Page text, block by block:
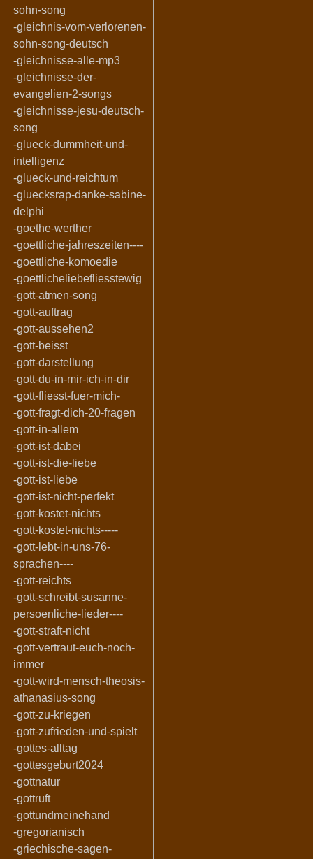
sohn-song
-gleichnis-vom-verlorenen-
sohn-song-deutsch
-gleichnisse-alle-mp3
-gleichnisse-der-
evangelien-2-songs
-gleichnisse-jesu-deutsch-
song
-glueck-dummheit-und-
intelligenz
-glueck-und-reichtum
-gluecksrap-danke-sabine-
delphi
-goethe-werther
-goettliche-jahreszeiten----
-goettliche-komoedie
-goettlicheliebefliesstewig
-gott-atmen-song
-gott-auftrag
-gott-aussehen2
-gott-beisst
-gott-darstellung
-gott-du-in-mir-ich-in-dir
-gott-fliesst-fuer-mich-
-gott-fragt-dich-20-fragen
-gott-in-allem
-gott-ist-dabei
-gott-ist-die-liebe
-gott-ist-liebe
-gott-ist-nicht-perfekt
-gott-kostet-nichts
-gott-kostet-nichts-----
-gott-lebt-in-uns-76-
sprachen----
-gott-reichts
-gott-schreibt-susanne-
persoenliche-lieder----
-gott-straft-nicht
-gott-vertraut-euch-noch-
immer
-gott-wird-mensch-theosis-
athanasius-song
-gott-zu-kriegen
-gott-zufrieden-und-spielt
-gottes-alltag
-gottesgeburt2024
-gottnatur
-gottruft
-gottundmeinehand
-gregorianisch
-griechische-sagen-